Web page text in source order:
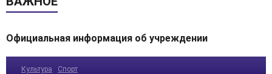
Официальная информация об учреждении
Культура Спорт